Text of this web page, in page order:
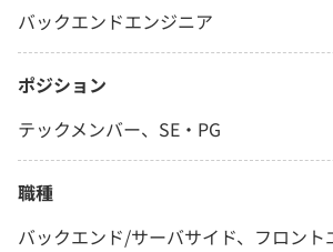
バックエンドエンジニア
ポジション
テックメンバー、SE・PG
職種
バックエンド/サーバサイド、フロント